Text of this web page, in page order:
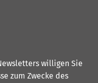
willigen Sie
zum Zwecke des